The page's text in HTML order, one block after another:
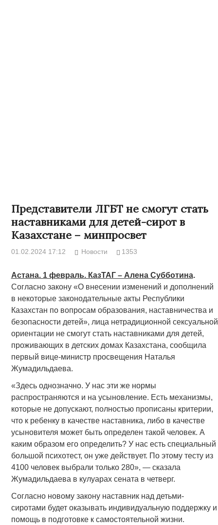
Представители ЛГБТ не смогут стать
наставниками для детей-сирот в
Казахстане – минпросвет
01.02.2024 17:12 Новости 1353
Астана. 1 февраль. КазТАГ – Алена Субботина.
Согласно закону «О внесении изменений и дополнений
в некоторые законодательные акты Республики
Казахстан по вопросам образования, наставничества и
безопасности детей», лица нетрадиционной сексуальной
ориентации не смогут стать наставниками для детей,
проживающих в детских домах Казахстана, сообщила
первый вице-министр просвещения Наталья
Жумадильдаева.
«Здесь однозначно. У нас эти же нормы
распространяются и на усыновление. Есть механизмы,
которые не допускают, полностью прописаны критерии,
что к ребенку в качестве наставника, либо в качестве
усыновителя может быть определен такой человек. А
каким образом его определить? У нас есть специальный
большой психотест, он уже действует. По этому тесту из
4100 человек выбрали только 280», — сказала
Жумадильдаева в кулуарах сената в четверг.
Согласно новому закону наставник над детьми-
сиротами будет оказывать индивидуальную поддержку и
помощь в подготовке к самостоятельной жизни.